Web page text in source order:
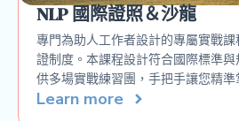
NLP 國際證照＆沙龍
專門為助人工作者設計的專屬實戰
證制度。本課程設計符合國際標準
供多場實戰練習團，手把手讓您精準
Learn more